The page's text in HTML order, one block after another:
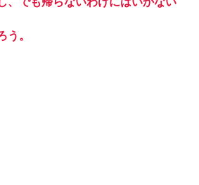
う。